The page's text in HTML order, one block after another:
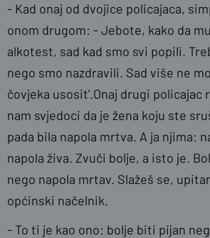
- Kad onaj od dvojice policajaca,
onom drugom: - Jebote, kako da
alkotest, sad kad smo svi popili.
nego smo nazdravili. Sad više ne
čovjeka usosit'.Onaj drugi policajac
nam svjedoci da je žena koju ste
pada bila napola mrtva. A ja njima:
napola živa. Zvuči bolje, a isto je.
nego napola mrtav. Slažeš se,
općinski načelnik.
- To ti je kao ono: bolje biti pijan